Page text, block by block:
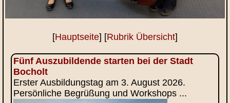
[Hauptseite] [Rubrik Übersicht]
Fünf Auszubildende starten bei der Stadt
Bocholt
Erster Ausbildungstag am 3. August 2026.
Persönliche Begrüßung und Workshops ...